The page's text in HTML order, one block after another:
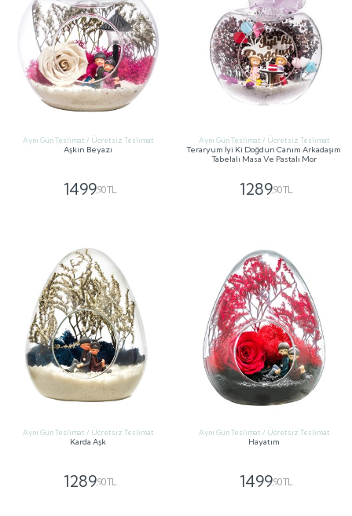
Aynı Gün Teslimat / Ücretsiz Teslimat
Aşkın Beyazı
1499,90 TL
Aynı Gün Teslimat / Ücretsiz Teslimat
Teraryum İyi Ki Doğdun Canım Arkadaşım
Tabelalı Masa Ve Pastalı Mor
1289,90 TL
Aynı Gün Teslimat / Ücretsiz Teslimat
Karda Aşk
1289,90 TL
Aynı Gün Teslimat / Ücretsiz Teslimat
Hayatım
1499,90 TL